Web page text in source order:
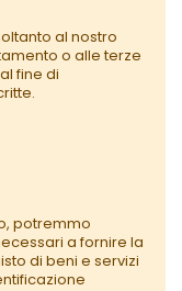
al nostro
o alle terze
fine di
potremmo
a fornire la
di beni e servizi